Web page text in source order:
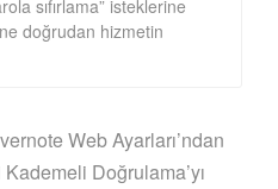
sıfırlama” isteklerine
doğrudan hizmetin
Web Ayarları’ndan
Doğrulama’yı